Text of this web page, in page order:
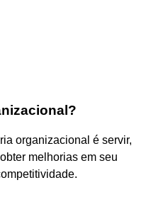
organizacional é servir,
melhorias em seu